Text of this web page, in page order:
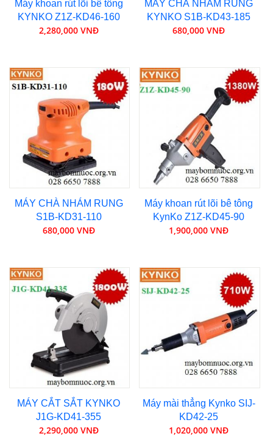
Máy khoan rút lõi bê tông
KYNKO Z1Z-KD46-160
2,280,000 VNĐ
MÁY CHÀ NHÁM RUNG
KYNKO S1B-KD43-185
680,000 VNĐ
MÁY CHÀ NHÁM RUNG
S1B-KD31-110
680,000 VNĐ
Máy khoan rút lõi bê tông
KynKo Z1Z-KD45-90
1,900,000 VNĐ
MÁY CẮT SẮT KYNKO
J1G-KD41-355
2,290,000 VNĐ
Máy mài thẳng Kynko SIJ-
KD42-25
1,020,000 VNĐ